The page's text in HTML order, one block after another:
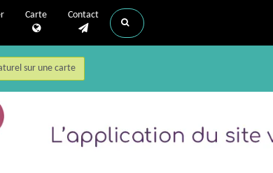
Carte Contact
sur une carte